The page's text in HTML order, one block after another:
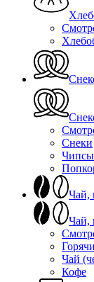
Снеки
Чипсы
Чай,
Чай,
Чай
Кофе